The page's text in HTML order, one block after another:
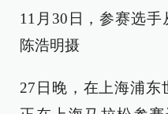
11月30日，参赛选
陈浩明摄
27日晚，在上海浦